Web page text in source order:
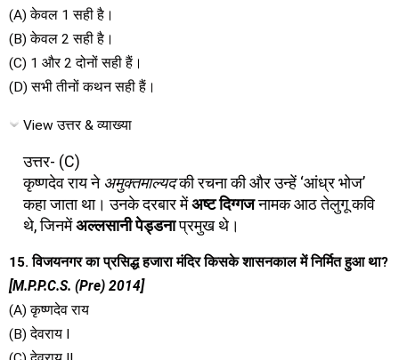
(A) केवल 1 सही है।
(B) केवल 2 सही है।
(C) 1 और 2 दोनों सही हैं।
(D) सभी तीनों कथन सही हैं।
View उत्तर & व्याख्या
उत्तर- (C)
कृष्णदेव राय ने अमुक्तमाल्यदकी रचना की और उन्हें ‘आंध्र भोज’
कहा जाता था। उनके दरबार मेंअष्ट दिग्गजनामक आठ तेलुगू कवि
थे, जिनमेंअल्लसानी पेड्डनाप्रमुख थे।
15. विजयनगर का प्रसिद्ध हजारा मंदिर किसके शासनकाल में निर्मित हुआ था?
[M.P.P.C.S. (Pre) 2014]
(A) कृष्णदेव राय
(B) देवराय I